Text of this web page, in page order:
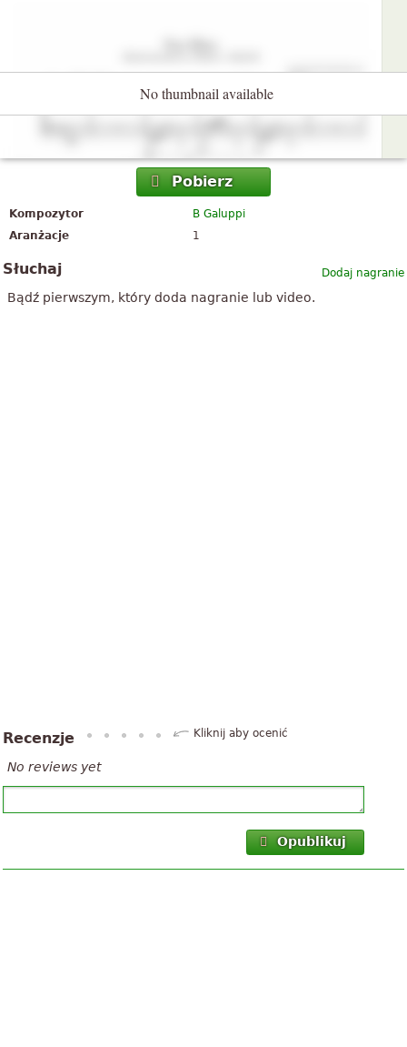
No thumbnail available
Pobierz
Kompozytor
B Galuppi
Aranżacje
1
Dodaj nagranie
Słuchaj
Bądź pierwszym, który doda nagranie lub video.
Recenzje Kliknij aby ocenić
No reviews yet
Opublikuj